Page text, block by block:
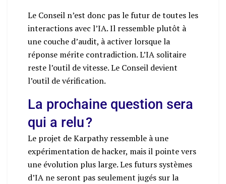
Le Conseil n’est donc pas le futur de toutes les
interactions avec l’IA. Il ressemble plutôt à
une couche d’audit, à activer lorsque la
réponse mérite contradiction. L’IA solitaire
reste l’outil de vitesse. Le Conseil devient
l’outil de vérification.
La prochaine question sera
qui a relu ?
Le projet de Karpathy ressemble à une
expérimentation de hacker, mais il pointe vers
une évolution plus large. Les futurs systèmes
d’IA ne seront pas seulement jugés sur la